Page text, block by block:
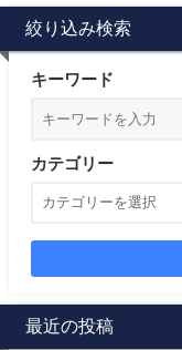
絞り込み検索
キーワード
カテゴリー
最近の投稿